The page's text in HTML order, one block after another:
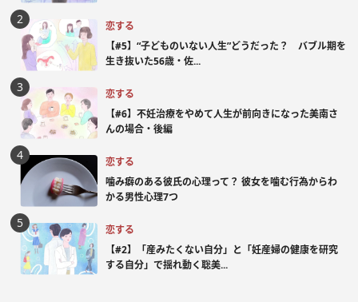
恋する
【#5】“子どものいない人生”どうだった？ バブル期を
生き抜いた56歳・佐...
恋する
【#6】不妊治療をやめて人生が前向きになった美南さ
んの場合・後編
恋する
噛み癖のある彼氏の心理って？ 彼女を噛む行為からわ
かる男性心理7つ
恋する
【#2】「産みたくない自分」と「妊産婦の健康を研究
する自分」で揺れ動く聡美...